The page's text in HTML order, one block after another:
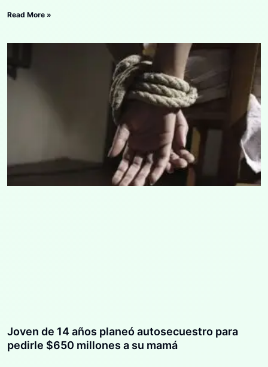
Read More »
Joven de 14 años planeó autosecuestro para
pedirle $650 millones a su mamá